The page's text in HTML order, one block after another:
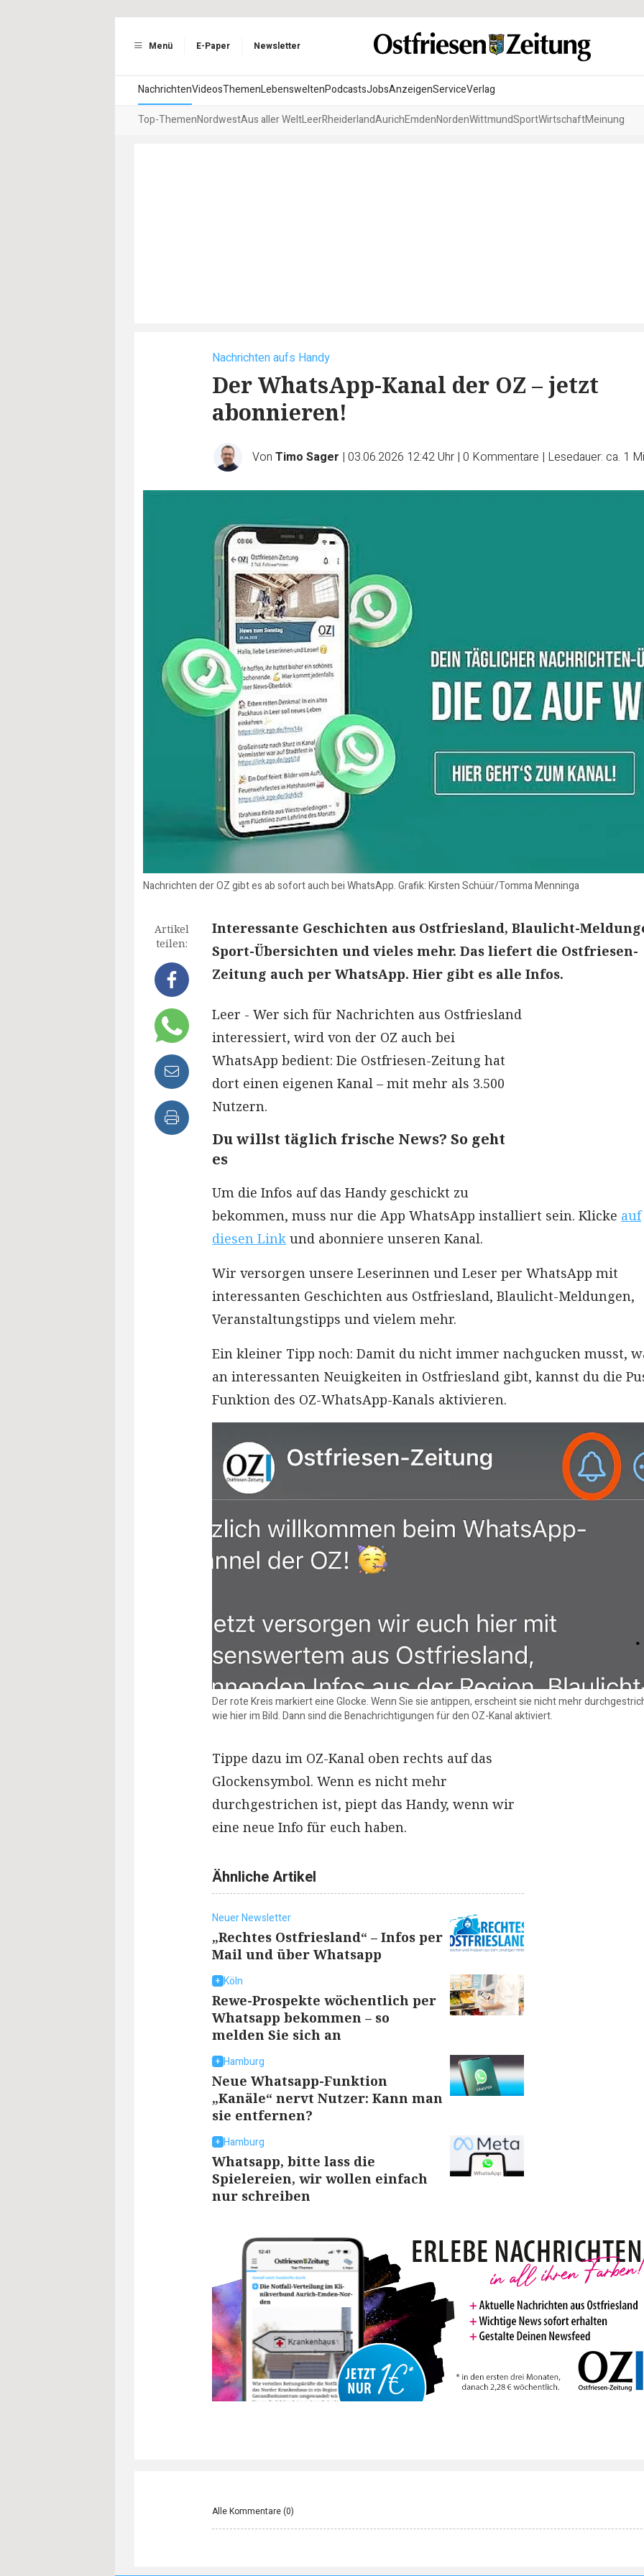
Menü E-Paper Newsletter
NachrichtenVideosThemenLebensweltenPodcastsJobsAnzeigenServiceVerlag
Top-ThemenNordwestAus aller WeltLeerRheiderlandAurichEmdenNordenWittmundSportWirtschaftMeinung
Nachrichten aufs Handy
Der WhatsApp-Kanal der OZ – jetzt
abonnieren!
Von Timo Sager | 03.06.2026 12:42 Uhr | 0 Kommentare | Lesedauer: ca. 1
Nachrichten der OZ gibt es ab sofort auch bei WhatsApp. Grafik: Kirsten Schüür/Tomma Menninga
Artikel
teilen:
Interessante Geschichten aus Ostfriesland, Blaulicht-
Sport-Übersichten und vieles mehr. Das liefert die Ostfriesen-
Zeitung auch per WhatsApp. Hier gibt es alle Infos.
Leer - Wer sich für Nachrichten aus Ostfriesland
interessiert, wird von der OZ auch bei
WhatsApp bedient: Die Ostfriesen-Zeitung hat
dort einen eigenen Kanal – mit mehr als 3.500
Nutzern.
Du willst täglich frische News? So geht
es
Um die Infos auf das Handy geschickt zu
bekommen, muss nur die App WhatsApp installiert sein. Klicke auf
diesen Link und abonniere unseren Kanal.
Wir versorgen unsere Leserinnen und Leser per WhatsApp mit
interessanten Geschichten aus Ostfriesland, Blaulicht-Meldungen,
Veranstaltungstipps und vielem mehr.
Ein kleiner Tipp noch: Damit du nicht immer nachgucken musst,
an interessanten Neuigkeiten in Ostfriesland gibt, kannst du die
Funktion des OZ-WhatsApp-Kanals aktivieren.
Der rote Kreis markiert eine Glocke. Wenn Sie sie antippen, erscheint sie nicht mehr
wie hier im Bild. Dann sind die Benachrichtigungen für den OZ-Kanal aktiviert.
Tippe dazu im OZ-Kanal oben rechts auf das
Glockensymbol. Wenn es nicht mehr
durchgestrichen ist, piept das Handy, wenn wir
eine neue Info für euch haben.
Ähnliche Artikel
Neuer Newsletter
„Rechtes Ostfriesland“ – Infos per
Mail und über Whatsapp
Köln
Rewe-Prospekte wöchentlich per
Whatsapp bekommen – so
melden Sie sich an
Hamburg
Neue Whatsapp-Funktion
„Kanäle“ nervt Nutzer: Kann man
sie entfernen?
Hamburg
Whatsapp, bitte lass die
Spielereien, wir wollen einfach
nur schreiben
Alle Kommentare (0)